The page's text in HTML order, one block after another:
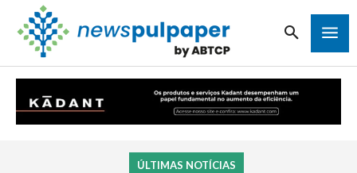
ÚLTIMAS NOTÍCIAS